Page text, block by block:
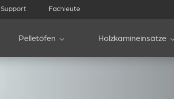
Support Fachleute
Pelletöfen Holzkamineinsätze